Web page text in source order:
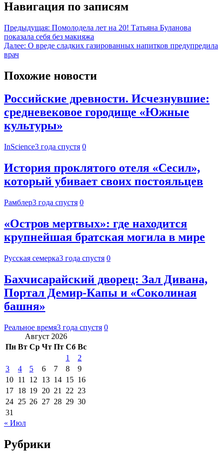
Навигация по записям
Предыдущая: Помолодела лет на 20! Татьяна Буланова
показала себя без макияжа
Далее: О вреде сладких газированных напитков предупредила
врач
Похожие новости
Российские древности. Исчезнувшие:
средневековое городище «Южные
культуры»
InScience3 года спустя 0
История проклятого отеля «Сесил»,
который убивает своих постояльцев
Рамблер3 года спустя 0
«Остров мертвых»: где находится
крупнейшая братская могила в мире
Русская семерка3 года спустя 0
Бахчисарайский дворец: Зал Дивана,
Портал Демир-Капы и «Соколиная
башня»
Реальное время3 года спустя 0
Август 2026
Пн Вт Ср Чт Пт Сб Вс
1
2
3
4 5 6 7 8
9
10 11 12 13 14 15 16
17 18 19 20 21 22 23
24 25 26 27 28 29 30
31
« Июл
Рубрики